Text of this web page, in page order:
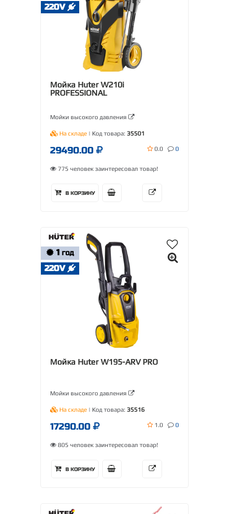
220V
Мойка Huter W210i
PROFESSIONAL
Мойки высокого давления
На складе | Код товара: 35501
29490.00 0.0 0
775 человек заинтересовал товар!
В КОРЗИНУ
1 ГОД
220V
Мойка Huter W195-ARV PRO
Мойки высокого давления
На складе | Код товара: 35516
17290.00 1.0 0
805 человек заинтересовал товар!
В КОРЗИНУ